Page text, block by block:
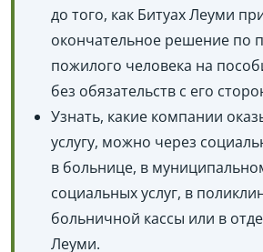
до того, как Битуах Леуми
окончательное решение по
пожилого человека на
без обязательств с его
Узнать, какие компании
услугу, можно через
в больнице, в
социальных услуг, в
больничной кассы или в
Леуми.